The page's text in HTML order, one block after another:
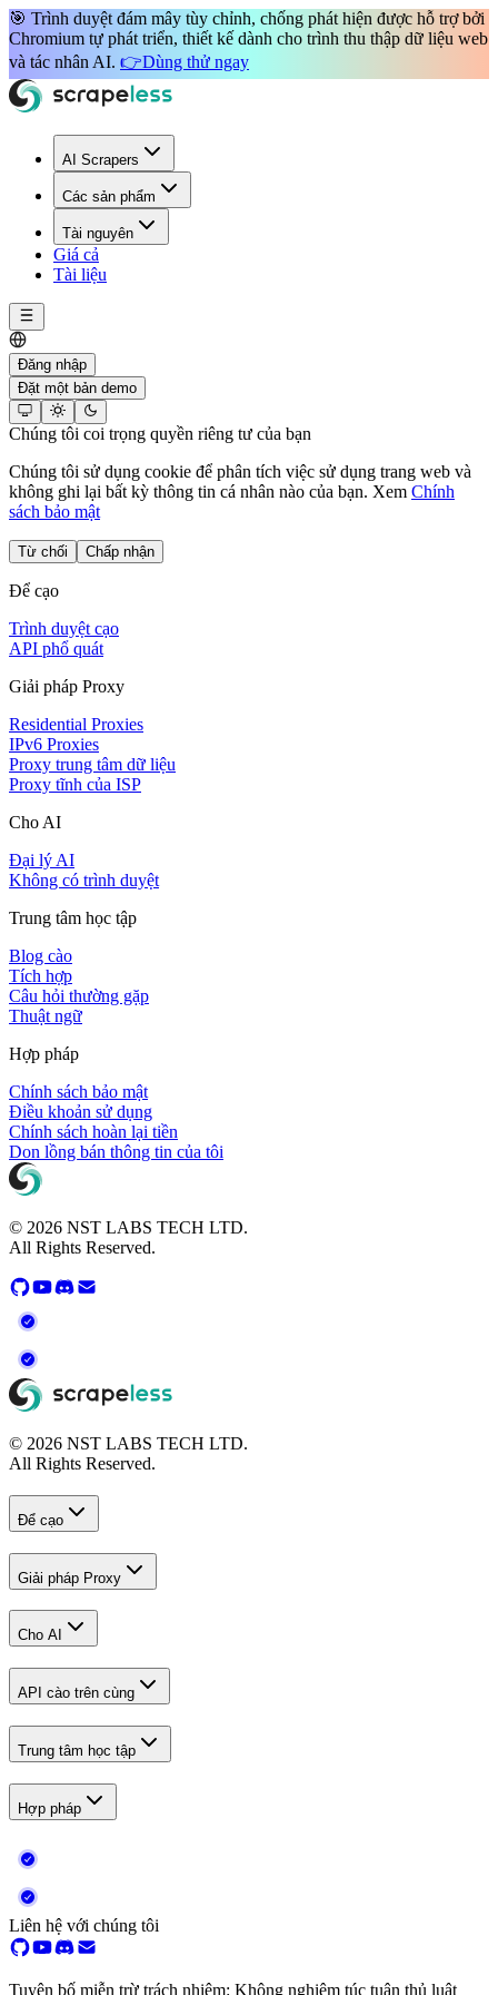
🎯 Trình duyệt đám mây tùy chỉnh, chống phát hiện được hỗ trợ bởi
Chromium tự phát triển, thiết kế dành cho trình thu thập dữ liệu web
và tác nhân AI. 👉Dùng thử ngay
AI Scrapers
Các sản phẩm
Tài nguyên
Giá cả
Tài liệu
Đăng nhập
Đặt một bản demo
Chúng tôi coi trọng quyền riêng tư của bạn
Chúng tôi sử dụng cookie để phân tích việc sử dụng trang web và
không ghi lại bất kỳ thông tin cá nhân nào của bạn. Xem Chính
sách bảo mật
Từ chối Chấp nhận
Để cạo
Trình duyệt cạo
API phổ quát
Giải pháp Proxy
Residential Proxies
IPv6 Proxies
Proxy trung tâm dữ liệu
Proxy tĩnh của ISP
Cho AI
Đại lý AI
Không có trình duyệt
Trung tâm học tập
Blog cào
Tích hợp
Câu hỏi thường gặp
Thuật ngữ
Hợp pháp
Chính sách bảo mật
Điều khoản sử dụng
Chính sách hoàn lại tiền
Don lồng bán thông tin của tôi
© 2026 NST LABS TECH LTD.
All Rights Reserved.
© 2026 NST LABS TECH LTD.
All Rights Reserved.
Để cạo
Giải pháp Proxy
Cho AI
API cào trên cùng
Trung tâm học tập
Hợp pháp
Liên hệ với chúng tôi
Tuyên bố miễn trừ trách nhiệm: Không nghiêm túc tuân thủ luật